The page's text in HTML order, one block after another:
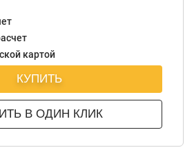
картой
КУПИТЬ
В ОДИН КЛИК